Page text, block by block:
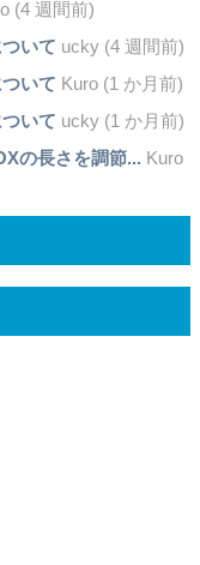
(4 週間前)
いて ucky (4 週間前)
いて Kuro (1 か月前)
いて ucky (1 か月前)
の長さを調節... Kuro